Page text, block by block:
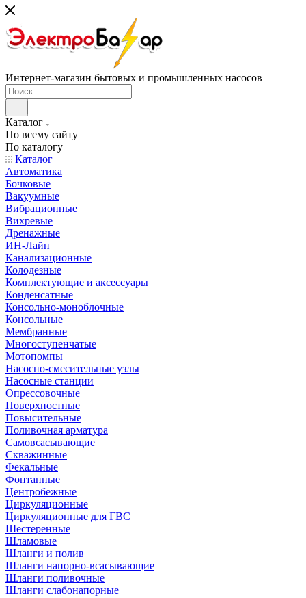
Интернет-магазин бытовых и промышленных насосов
Каталог
По всему сайту
По каталогу
Каталог
Автоматика
Бочковые
Вакуумные
Вибрационные
Вихревые
Дренажные
ИН-Лайн
Канализационные
Колодезные
Комплектующие и аксессуары
Конденсатные
Консольно-моноблочные
Консольные
Мембранные
Многоступенчатые
Мотопомпы
Насосно-смесительные узлы
Насосные станции
Опрессовочные
Поверхностные
Повысительные
Поливочная арматура
Самовсасывающие
Скважинные
Фекальные
Фонтанные
Центробежные
Циркуляционные
Циркуляционные для ГВС
Шестеренные
Шламовые
Шланги и полив
Шланги напорно-всасывающие
Шланги поливочные
Шланги слабонапорные